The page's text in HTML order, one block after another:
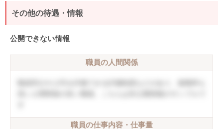
その他の待遇・情報
公開できない情報
職員の人間関係
職員の仕事内容・仕事量